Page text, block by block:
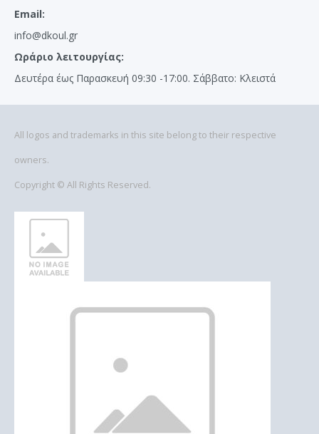
Email:
info@dkoul.gr
Ωράριο λειτουργίας:
Δευτέρα έως Παρασκευή 09:30 -17:00. Σάββατο: Κλειστά
All logos and trademarks in this site belong to their respective
owners.
Copyright © All Rights Reserved.